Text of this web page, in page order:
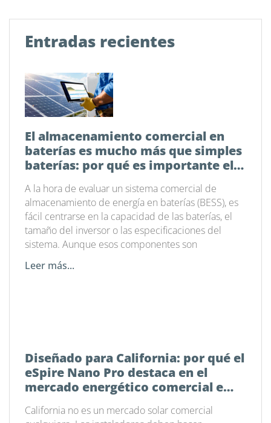
Entradas recientes
El almacenamiento comercial en
baterías es mucho más que simples
baterías: por qué es importante el
A la hora de evaluar un sistema comercial de
almacenamiento de energía en baterías (BESS), es
fácil centrarse en la capacidad de las baterías, el
tamaño del inversor o las especificaciones del
sistema. Aunque esos componentes son
Leer más...
Diseñado para California: por qué el
eSpire Nano Pro destaca en el
mercado energético comercial e
California no es un mercado solar comercial